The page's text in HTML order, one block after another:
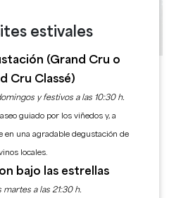
Crus de Saint-Emilion
Saint-Emilion, descubra este
auténtico donde el vino
estivales
(Grand Cru o
Cru Classé)
y festivos a las 10:30 h.
guiado por los viñedos y, a
en una agradable degustación de
locales.
bajo las estrellas
martes a las 21:30 h.